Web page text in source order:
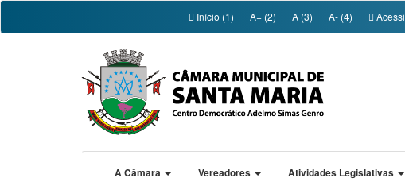
Início (1) A+ (2) A (3) A- (4)
A Câmara Vereadores Atividades Legislativas